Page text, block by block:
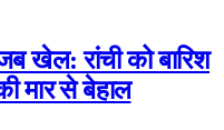
खेल: रांची को बारिश
मार से बेहाल